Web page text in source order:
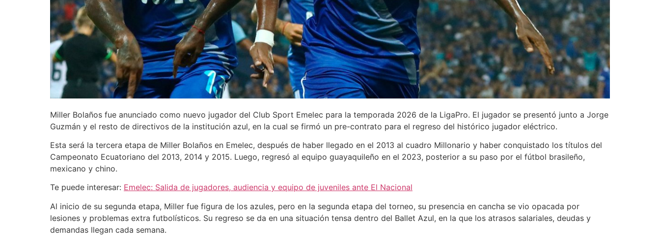
Miller Bolaños fue anunciado como nuevo jugador del Club Sport Emelec para la temporada 2026 de la LigaPro. El jugador se presentó junto a Jorge
Guzmán y el resto de directivos de la institución azul, en la cual se firmó un pre-contrato para el regreso del histórico jugador eléctrico.
Esta será la tercera etapa de Miller Bolaños en Emelec, después de haber llegado en el 2013 al cuadro Millonario y haber conquistado los títulos del
Campeonato Ecuatoriano del 2013, 2014 y 2015. Luego, regresó al equipo guayaquileño en el 2023, posterior a su paso por el fútbol brasileño,
mexicano y chino.
Te puede interesar: Emelec: Salida de jugadores, audiencia y equipo de juveniles ante El Nacional
Al inicio de su segunda etapa, Miller fue figura de los azules, pero en la segunda etapa del torneo, su presencia en cancha se vio opacada por
lesiones y problemas extra futbolísticos. Su regreso se da en una situación tensa dentro del Ballet Azul, en la que los atrasos salariales, deudas y
demandas llegan cada semana.